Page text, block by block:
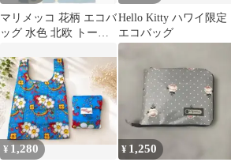
マリメッコ 花柄 エコバ
ッグ 水色 北欧 トート
Hello Kitty ハワイ限定
エコバッグ
¥ 1,280 ¥ 1,250